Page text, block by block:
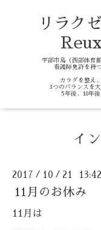
リラク
宇部市島（西部体育
看護師免許を持
カラダを整え
3つのバランスを
5年後、10年
イ
2017 / 10 / 21 13:42
11月のお休み
11月は